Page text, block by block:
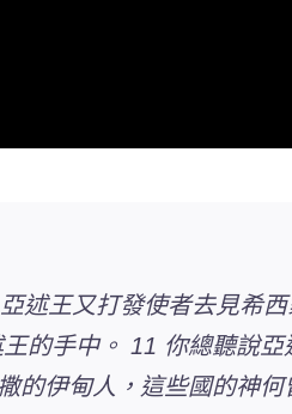
述王又打發使者去見希
的手中。 11 你總聽說
伊甸人，這些國的神